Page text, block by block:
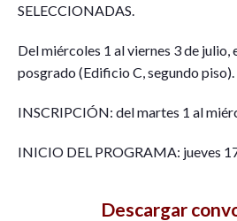
SELECCIONADAS.
Del miércoles 1 al viernes 3 de julio,
posgrado (Edificio C, segundo piso).
INSCRIPCIÓN: del martes 1 al
INICIO DEL PROGRAMA: jueves
Descargar